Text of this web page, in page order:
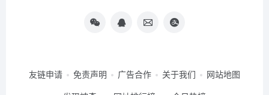
友链申请 免责声明 广告合作 关于我们
网站地图